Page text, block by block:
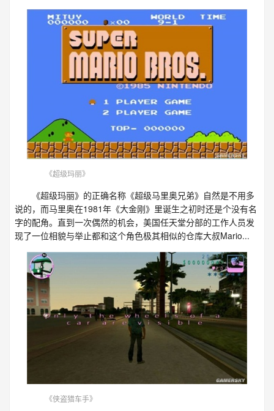
《超级玛丽》
《超级玛丽》的正确名称《超级马里奥兄弟》自然是不用多
说的，而马里奥在1981年《大金刚》里诞生之初时还是个没有名
字的配角。直到一次偶然的机会，美国任天堂分部的工作人员发
现了一位相貌与举止都和这个角色极其相似的仓库大叔Mario...
《侠盗猎车手》